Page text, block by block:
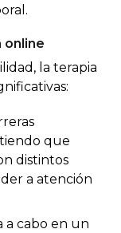
online
la terapia
que
distintos
a atención
a cabo en un